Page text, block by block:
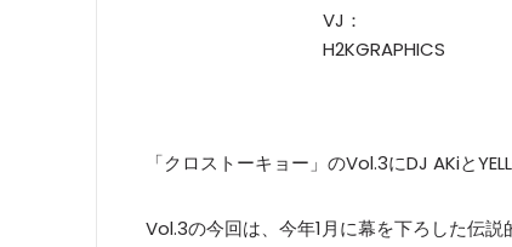
VJ：
H2KGRAPHICS
「クロストーキョー」のVol.3にDJ AKiと
Vol.3の今回は、今年1月に幕を下ろした伝